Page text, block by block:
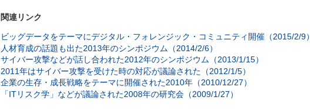
関連リンク
ビッグデータをテーマにデジタル・フォレンジック・コミュニティ開催（2015/2/9）
人材育成の話題も出た2013年のシンポジウム（2014/2/6）
サイバー攻撃などが話し合われた2012年のシンポジウム（2013/1/15）
2011年はサイバー攻撃を受けた時の対応が議論された（2012/1/5）
企業の生存・成長戦略をテーマに開催された2010年（2010/12/27）
「ITリスク学」などが議論された2008年の研究会（2009/1/27）